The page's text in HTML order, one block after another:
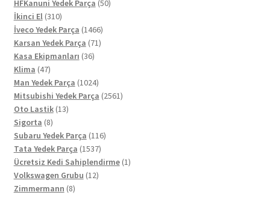
ürün
HFKanuni Yedek Parça 5050
İkinci El 310310
ürün
İveco Yedek Parça 14661466
ürün
Karsan Yedek Parça 7171
Kasa Ekipmanları 3636
Klima 4747
ürün
Man Yedek Parça 10241024
ürün
Mitsubishi Yedek Parça 25612561
Oto Lastik 1313
Sigorta 88
ürün
Subaru Yedek Parça 116116
Tata Yedek Parça 15371537
ürün
Ücretsiz Kedi Sahiplendirme 11
Volkswagen Grubu 1212
Zimmermann 88